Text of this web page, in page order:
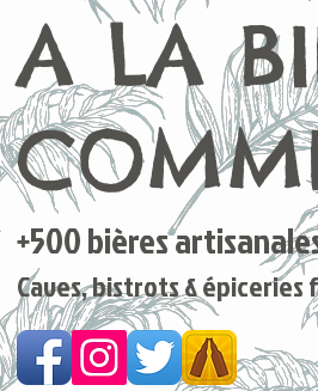
+500 bières
Caves, bistrots & épiceries
A LA